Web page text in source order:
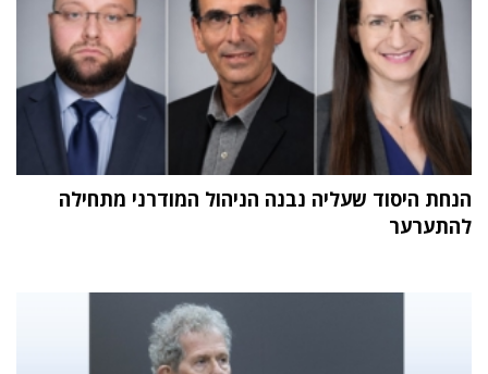
הנחת היסוד שעליה נבנה הניהול המודרני מתחילה
להתערער